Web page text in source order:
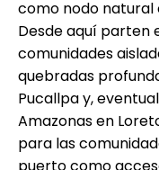
como nodo
Desde aquí parten
comunidades
quebradas
Pucallpa y,
Amazonas en
para las
puerto como